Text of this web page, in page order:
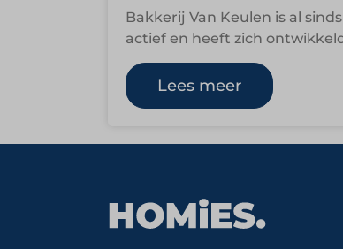
Bakkerij Van Keulen is al sinds
actief en heeft zich
bakkerijorganisatie met
winkels en een…
Lees meer